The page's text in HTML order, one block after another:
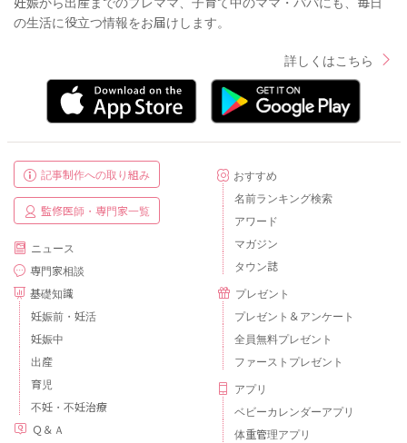
の生活に役立つ情報をお届けします。
詳しくはこちら
記事制作への取り組み
監修医師・専門家一覧
ニュース
専門家相談
基礎知識
妊娠前・妊活
妊娠中
出産
育児
不妊・不妊治療
Ｑ＆Ａ
おすすめ
名前ランキング検索
アワード
マガジン
タウン誌
プレゼント
プレゼント＆アンケート
全員無料プレゼント
ファーストプレゼント
アプリ
ベビーカレンダーアプリ
体重管理アプリ